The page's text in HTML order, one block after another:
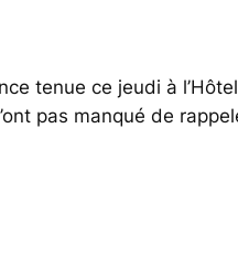
tenue ce jeudi à
pas manqué de